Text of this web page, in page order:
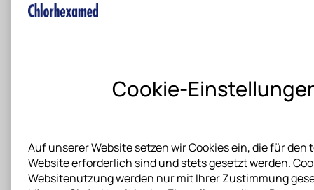
Auf unserer Website setzen wir Cookies ein, die für
Website erforderlich sind und stets gesetzt werden.
Websitenutzung werden nur mit Ihrer Zustimmung
vor weit verbreitet. Aber das ist nicht richtig!
entstandenen Schäden am Zahnhalteapparat, wird Ihre
Zahnärztin/Ihr Zahnarzt die Behandlung individuell auf
Ihre Erkrankung abstimmen.